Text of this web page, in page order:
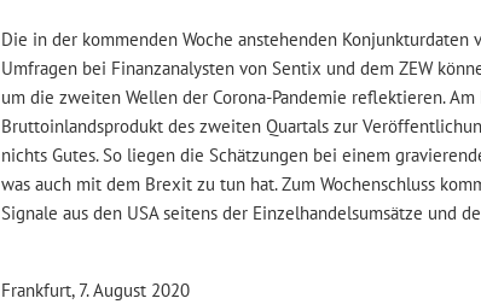
Die in der kommenden Woche anstehenden Konjunkturdaten
Umfragen bei Finanzanalysten von Sentix und dem ZEW
um die zweiten Wellen der Corona-Pandemie reflektieren.
Bruttoinlandsprodukt des zweiten Quartals zur
nichts Gutes. So liegen die Schätzungen bei einem
was auch mit dem Brexit zu tun hat. Zum Wochenschluss
Signale aus den USA seitens der Einzelhandelsumsätze und
Frankfurt, 7. August 2020